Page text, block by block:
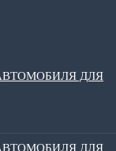
ДЛЯ
ДЛЯ